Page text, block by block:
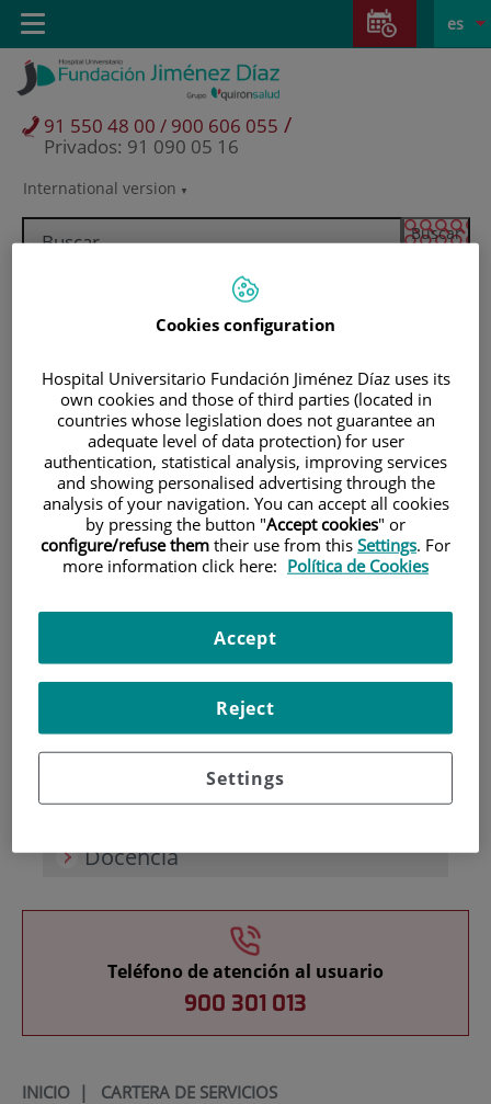
Saltar al contenido
Saltar
contenido
Selector
idioma
activo
es
International version
91 550 48 00 / 900 606 055 /
Privados: 91 090 05 16
Toggle
navigation
Pacientes y visitantes
Investigación
Docencia
Teléfono de atención al usuario
900 301 013
INICIO| CARTERA DE SERVICIOS
Cookies configuration
Hospital Universitario Fundación Jiménez Díaz uses its
own cookies and those of third parties (located in
countries whose legislation does not guarantee an
adequate level of data protection) for user
authentication, statistical analysis, improving services
and showing personalised advertising through the
analysis of your navigation. You can accept all cookies
by pressing the button "Accept cookies" or
configure/refuse them their use from this Settings. For
more information click here: Política de Cookies
Settings
Reject
Accept